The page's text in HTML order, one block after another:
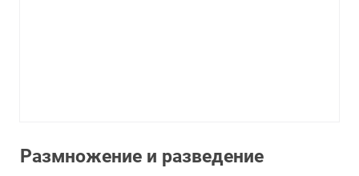
Размножение и разведение